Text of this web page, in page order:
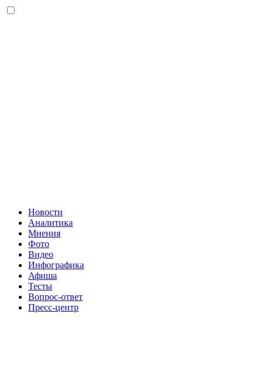
Новости
Аналитика
Мнения
Фото
Видео
Инфографика
Афиша
Тесты
Вопрос-ответ
Пресс-центр